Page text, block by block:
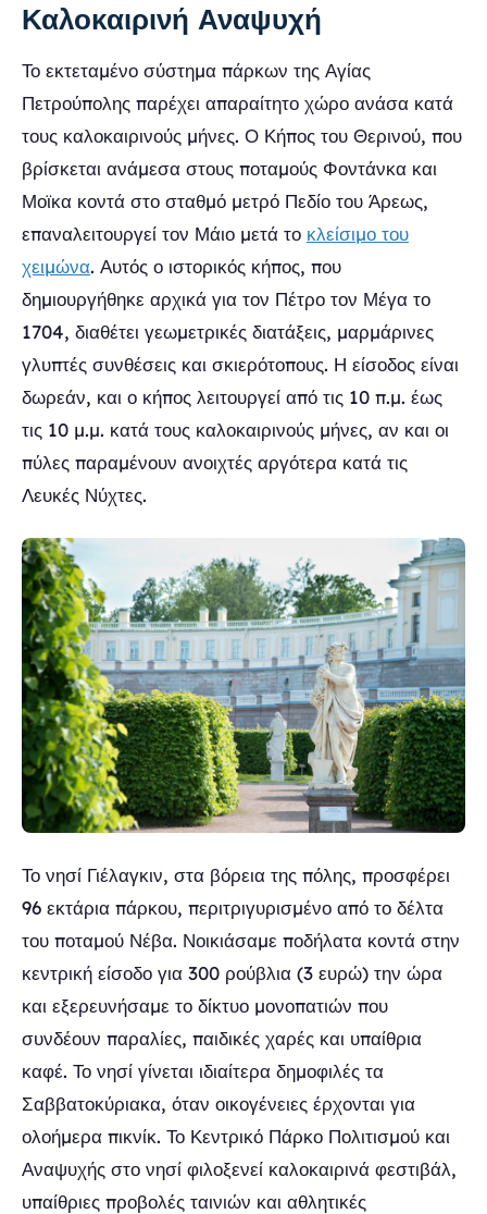
Καλοκαιρινή Αναψυχή
Το εκτεταμένο σύστημα πάρκων της Αγίας
Πετρούπολης παρέχει απαραίτητο χώρο ανάσα κατά
τους καλοκαιρινούς μήνες. Ο Κήπος του Θερινού, που
βρίσκεται ανάμεσα στους ποταμούς Φοντάνκα και
Μοϊκα κοντά στο σταθμό μετρό Πεδίο του Άρεως,
επαναλειτουργεί τον Μάιο μετά το κλείσιμο του
χειμώνα. Αυτός ο ιστορικός κήπος, που
δημιουργήθηκε αρχικά για τον Πέτρο τον Μέγα το
1704, διαθέτει γεωμετρικές διατάξεις, μαρμάρινες
γλυπτές συνθέσεις και σκιερότοπους. Η είσοδος είναι
δωρεάν, και ο κήπος λειτουργεί από τις 10 π.μ. έως
τις 10 μ.μ. κατά τους καλοκαιρινούς μήνες, αν και οι
πύλες παραμένουν ανοιχτές αργότερα κατά τις
Λευκές Νύχτες.
Το νησί Γιέλαγκιν, στα βόρεια της πόλης, προσφέρει
96 εκτάρια πάρκου, περιτριγυρισμένο από το δέλτα
του ποταμού Νέβα. Νοικιάσαμε ποδήλατα κοντά στην
κεντρική είσοδο για 300 ρούβλια (3 ευρώ) την ώρα
και εξερευνήσαμε το δίκτυο μονοπατιών που
συνδέουν παραλίες, παιδικές χαρές και υπαίθρια
καφέ. Το νησί γίνεται ιδιαίτερα δημοφιλές τα
Σαββατοκύριακα, όταν οικογένειες έρχονται για
ολοήμερα πικνίκ. Το Κεντρικό Πάρκο Πολιτισμού και
Αναψυχής στο νησί φιλοξενεί καλοκαιρινά φεστιβάλ,
υπαίθριες προβολές ταινιών και αθλητικές